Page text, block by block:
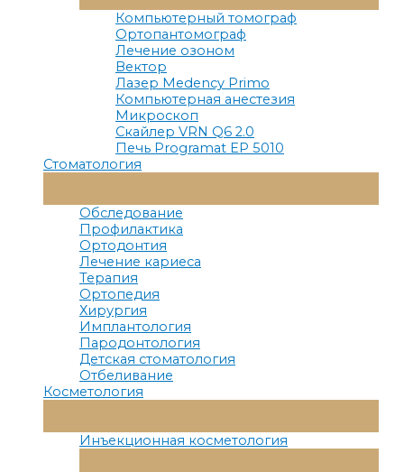
Меню
Компьютерный томограф
Ортопантомограф
Лечение озоном
Вектор
Лазер Medency Primo
Компьютерная анестезия
Микроскоп
Скайлер VRN Q6 2.0
Печь Programat EP 5010
Стоматология
Меню
Обследование
Профилактика
Ортодонтия
Лечение кариеса
Терапия
Ортопедия
Хирургия
Имплантология
Пародонтология
Детская стоматология
Отбеливание
Косметология
Меню
Инъекционная косметология